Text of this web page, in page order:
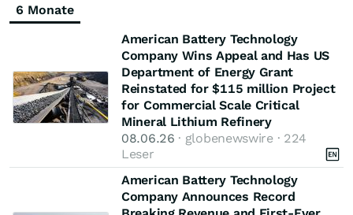
6 Monate
American Battery Technology
Company Wins Appeal and Has US
Department of Energy Grant
Reinstated for $115 million Project
for Commercial Scale Critical
Mineral Lithium Refinery
08.06.26 · globenewswire · 224
Leser
American Battery Technology
Company Announces Record